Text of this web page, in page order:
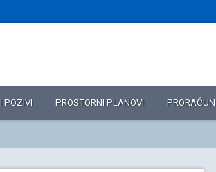
POZIVI PROSTORNI PLANOVI PRORAČUN